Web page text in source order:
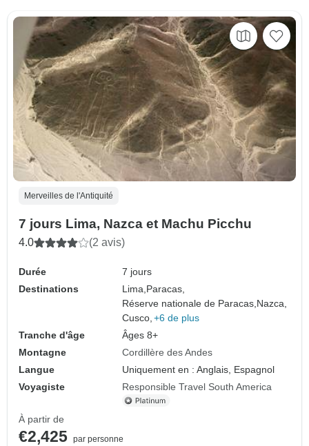
Merveilles de l'Antiquité
7 jours Lima, Nazca et Machu Picchu
4.0 (2 avis)
Durée
7 jours
Destinations
Lima,Paracas,
Réserve nationale de Paracas,Nazca,
Cusco, +6 de plus
Tranche d'âge
Âges 8+
Montagne
Cordillère des Andes
Langue
Uniquement en : Anglais, Espagnol
Voyagiste
Responsible Travel South America
À partir de
€2,425 par personne